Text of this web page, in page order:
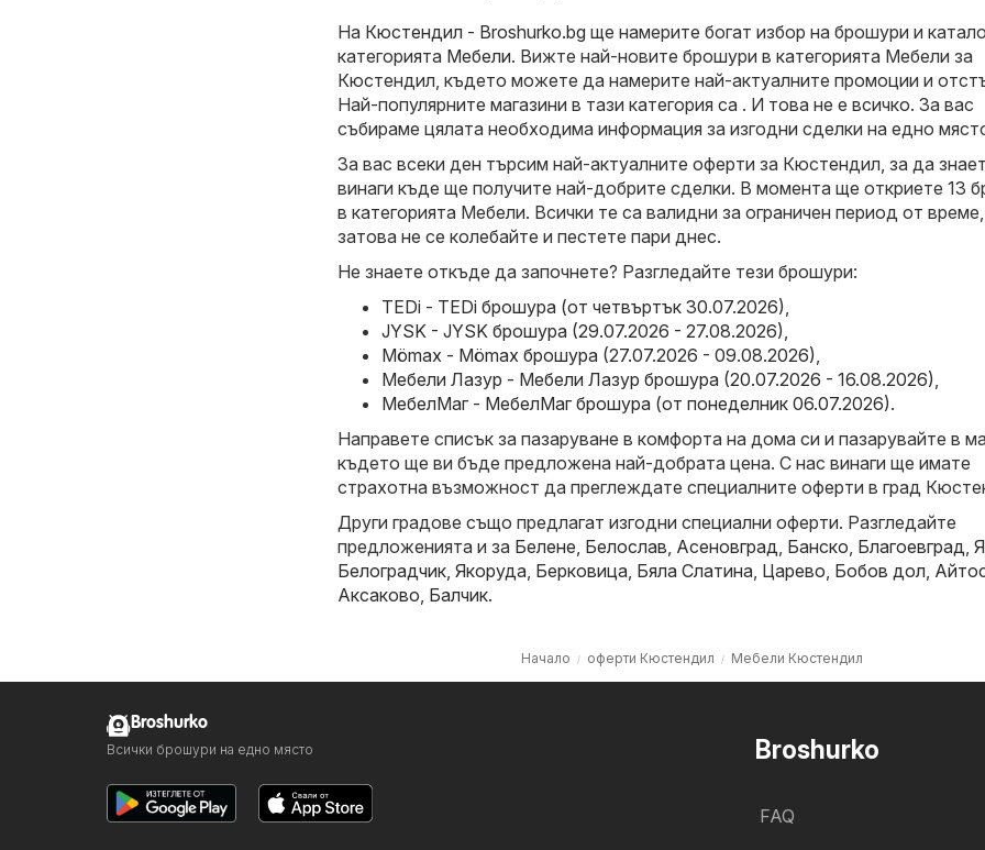
На Кюстендил - Broshurko.bg ще намерите богат избор на брошури и
категорията Мебели. Вижте най-новите брошури в категорията Мебели за
Кюстендил, където можете да намерите най-актуалните промоции и
Най-популярните магазини в тази категория са . И това не е всичко. За вас
събираме цялата необходима информация за изгодни сделки на едно
За вас всеки ден търсим най-актуалните оферти за Кюстендил, за да
винаги къде ще получите най-добрите сделки. В момента ще откриете 13
в категорията Мебели. Всички те са валидни за ограничен период от време,
затова не се колебайте и пестете пари днес.
Не знаете откъде да започнете? Разгледайте тези брошури:
TEDi - TEDi брошура (от четвъртък 30.07.2026)
JYSK - JYSK брошура (29.07.2026 - 27.08.2026)
Mömax - Mömax брошура (27.07.2026 - 09.08.2026)
Мебели Лазур - Мебели Лазур брошура (20.07.2026 - 16.08.2026)
МебелМаг - МебелМаг брошура (от понеделник 06.07.2026).
Направете списък за пазаруване в комфорта на дома си и пазарувайте в
където ще ви бъде предложена най-добрата цена. С нас винаги ще имате
страхотна възможност да преглеждате специалните оферти в град
Други градове също предлагат изгодни специални оферти. Разгледайте
предложенията и за Белене Белослав Асеновград Банско Благоевград
Белоградчик Якоруда Берковица Бяла Слатина Царево Бобов дол
Аксаково Балчик.
Начало оферти Кюстендил Мебели Кюстендил
Broshurko
FAQ
Broshurko
Всички брошури на едно място